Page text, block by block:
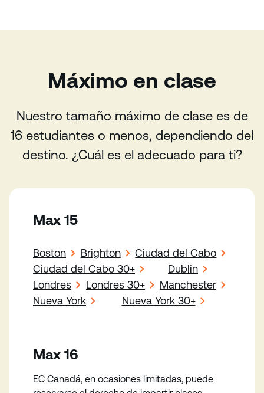
Máximo en clase
Nuestro tamaño máximo de clase es de
16 estudiantes o menos, dependiendo del
destino. ¿Cuál es el adecuado para ti?
Max 15
Boston Brighton
Ciudad del Cabo
Ciudad del Cabo 30+
Dublin
Londres
Londres 30+
Manchester
Nueva York
Nueva York 30+
Max 16
EC Canadá, en ocasiones limitadas, puede